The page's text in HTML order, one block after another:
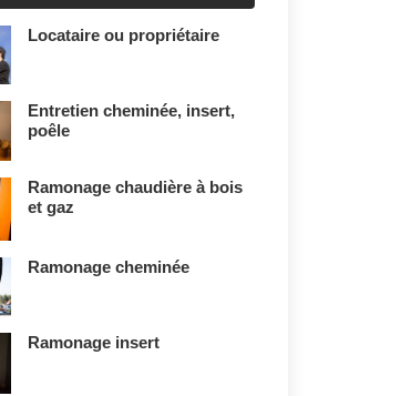
Locataire ou propriétaire
Entretien cheminée, insert,
poêle
Ramonage chaudière à bois
et gaz
Ramonage cheminée
Ramonage insert